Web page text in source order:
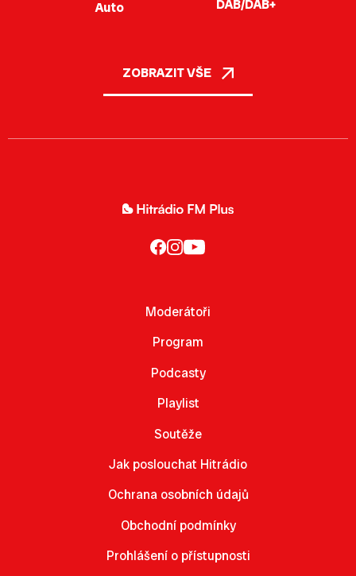
Auto DAB/DAB+
ZOBRAZIT VŠE
Moderátoři
Program
Podcasty
Playlist
Soutěže
Jak poslouchat Hitrádio
Ochrana osobních údajů
Obchodní podmínky
Prohlášení o přístupnosti